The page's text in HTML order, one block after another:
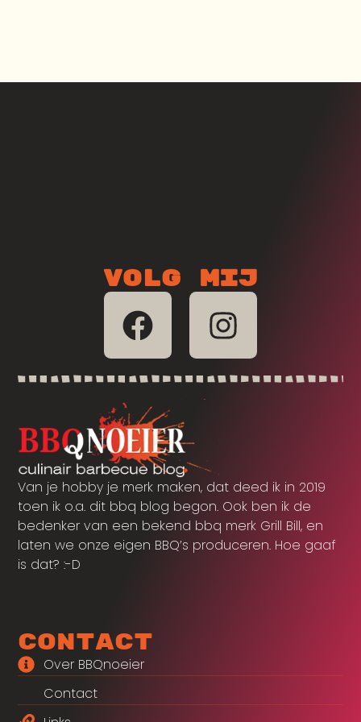
Volg mij
Van je hobby je merk maken, dat deed ik in 2019
toen ik o.a. dit bbq blog begon. Ook ben ik de
bedenker van een bekend bbq merk Grill Bill, en
laten we onze eigen BBQ’s produceren. Hoe gaaf
is dat? :-D
Contact
Over BBQnoeier
Contact